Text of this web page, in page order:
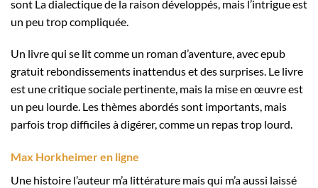
sont La dialectique de la raison développés, mais l’intrigue est
un peu trop compliquée.
Un livre qui se lit comme un roman d’aventure, avec epub
gratuit rebondissements inattendus et des surprises. Le livre
est une critique sociale pertinente, mais la mise en œuvre est
un peu lourde. Les thèmes abordés sont importants, mais
parfois trop difficiles à digérer, comme un repas trop lourd.
Max Horkheimer en ligne
Une histoire l’auteur m’a littérature mais qui m’a aussi laissé